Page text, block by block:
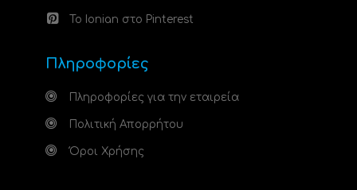
Το Ionian στο Pinterest
Πληροφορίες
Πληροφορίες για την εταιρεία
Πολιτική Απορρήτου
Όροι Χρήσης